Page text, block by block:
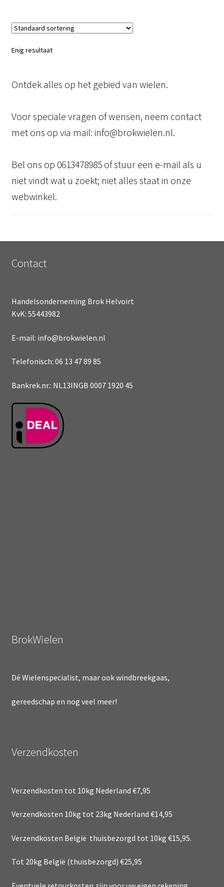
Enig resultaat
Ontdek alles op het gebied van wielen.
Voor speciale vragen of wensen, neem contact
met ons op via mail: info@brokwielen.nl.
Bel ons op 0613478985 of stuur een e-mail als u
niet vindt wat u zoekt; niet alles staat in onze
webwinkel.
Contact
Handelsonderneming Brok Helvoirt
KvK: 55443982
E-mail: info@brokwielen.nl
Telefonisch: 06 13 47 89 85
Bankrek.nr.: NL13INGB 0007 1920 45
BrokWielen
Dé Wielenspecialist, maar ook windbreekgaas,
gereedschap en nog veel meer!
Verzendkosten
Verzendkosten tot 10kg Nederland €7,95
Verzendkosten 10kg tot 23kg Nederland €14,95
Verzendkosten België thuisbezorgd tot 10kg €15,95.
Tot 20kg België (thuisbezorgd) €25,95